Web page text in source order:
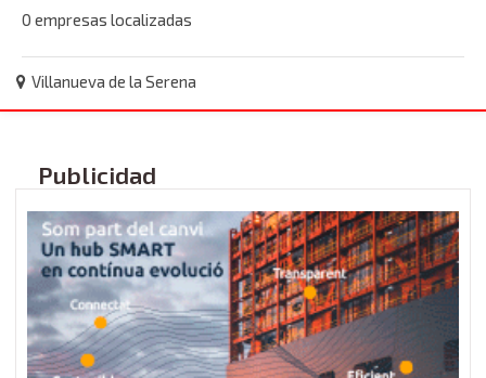
0 empresas localizadas
Villanueva de la Serena
Publicidad